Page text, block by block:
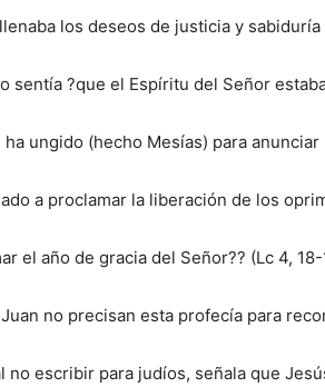
los deseos de justicia y
sentía ?que el Espíritu del Señor
ungido (hecho Mesías) para
a proclamar la liberación de los
el año de gracia del Señor?? (Lc 4, 18-
no precisan esta profecía para
no escribir para judíos, señala que